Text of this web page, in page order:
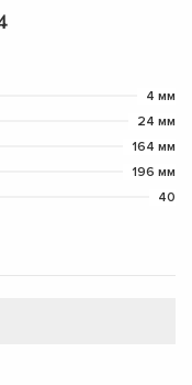
4 мм
24 мм
164 мм
196 мм
40